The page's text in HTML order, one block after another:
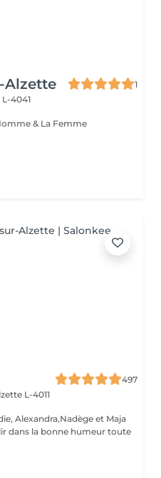
Alzette
1
4041
être Pour L'Homme & La Femme
497
L-4011
Alexandra,Nadège et Maja
dans la bonne humeur toute